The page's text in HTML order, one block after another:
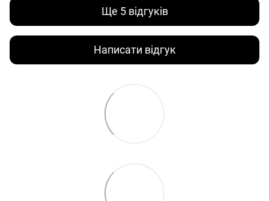
Ще 5 відгуків
Написати відгук